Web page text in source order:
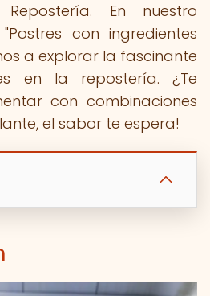
En nuestro
con ingredientes
a explorar la fascinante
en la repostería. ¿Te
con combinaciones
el sabor te espera!